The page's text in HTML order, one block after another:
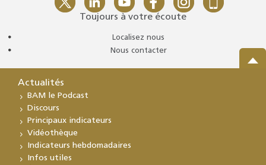
Toujours à votre écoute
Localisez nous
Nous contacter
Actualités
BAM le Podcast
Discours
Principaux indicateurs
Vidéothèque
Indicateurs hebdomadaires
Infos utiles